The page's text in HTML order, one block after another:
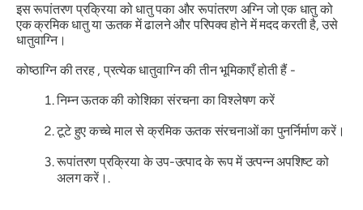
इस रूपांतरण प्रक्रिया कोधातु पका और रूपांतरण अग्नि जो एक धातु को
एक क्रमिक धातु या ऊतक में ढालने और परिपक्व होने में मदद करती है, उसे
धातुवाग्नि।
कोष्ठाग्निकी तरह , प्रत्येकधातुवाग्नि कीतीन भूमिकाएँ होती हैं -
निम्न ऊतक की कोशिका संरचना का विश्लेषण करें
टूटे हुए कच्चे माल से क्रमिक ऊतक संरचनाओं का पुनर्निर्माण करें।
रूपांतरण प्रक्रिया के उप-उत्पाद के रूप में उत्पन्न अपशिष्ट को
अलग करें।.